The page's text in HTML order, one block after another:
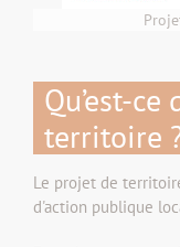
Qu’est-ce
territoire
Le projet de
d'action publique